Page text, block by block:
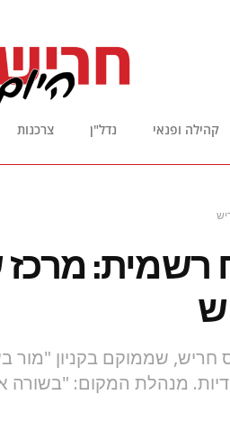
קהילה ופנאי נדל"ן צרכנות
מנהלת המקום: "בשורה